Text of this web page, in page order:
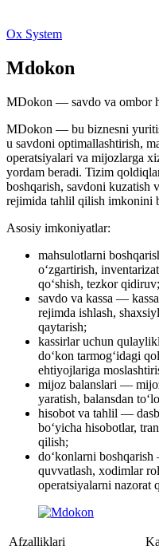
Ox System
Mdokon
MDokon — savdo va ombor
MDokon — bu biznesni
u savdoni optimallashtirish,
operatsiyalari va mijozlarga
yordam beradi. Tizim
boshqarish, savdoni kuzatish
rejimida tahlil qilish imkonini
Asosiy imkoniyatlar:
mahsulotlarni
o‘zgartirish,
qo‘shish, tezkor qidiruv;
savdo va kassa —
rejimda ishlash,
qaytarish;
kassirlar uchun
do‘kon tarmog‘idagi
ehtiyojlariga
mijoz balanslari —
yaratish, balansdan
hisobot va tahlil —
bo‘yicha hisobotlar,
qilish;
do‘konlarni
quvvatlash, xodimlar
operatsiyalarni nazorat
Afzalliklari